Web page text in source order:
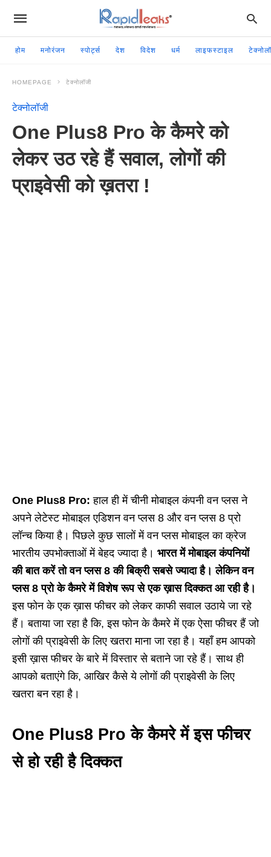
होम मनोरंजन स्पोर्ट्स देश विदेश धर्म लाइफस्टाइल
HOMEPAGE टेक्नोलॉजी
टेक्नोलॉजी
One Plus8 Pro के कैमरे को
लेकर उठ रहे हैं सवाल, लोगों की
प्राइवेसी को ख़तरा !
One Plus8 Pro: हाल ही में चीनी मोबाइल कंपनी वन प्लस ने
अपने लेटेस्ट मोबाइल एडिशन वन प्लस 8 और वन प्लस 8 प्रो
लॉन्च किया है। पिछले कुछ सालों में वन प्लस मोबाइल का क्रेज
भारतीय उपभोक्ताओं में बेहद ज्यादा है। भारत में मोबाइल कंपनियों
की बात करें तो वन प्लस 8 की बिक्री सबसे ज्यादा है। लेकिन वन
प्लस 8 प्रो के कैमरे में विशेष रूप से एक ख़ास दिक्कत आ रही है।
इस फोन के एक ख़ास फीचर को लेकर काफी सवाल उठाये जा रहे
हैं। बताया जा रहा है कि, इस फोन के कैमरे में एक ऐसा फीचर हैं जो
लोगों की प्राइवेसी के लिए खतरा माना जा रहा है। यहाँ हम आपको
इसी ख़ास फीचर के बारे में विस्तार से बताने जा रहे हैं। साथ ही
आपको बताएंगे कि, आखिर कैसे ये लोगों की प्राइवेसी के लिए
खतरा बन रहा है।
One Plus8 Pro के कैमरे में इस फीचर
से हो रही है दिक्कत